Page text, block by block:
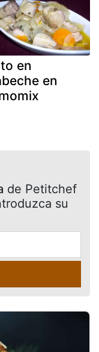
en
en
de Petitchef
su